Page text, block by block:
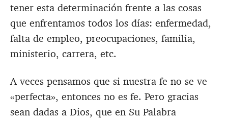
tener esta determinación frente a las cosas
que enfrentamos todos los días: enfermedad,
falta de empleo, preocupaciones, familia,
ministerio, carrera, etc.
A veces pensamos que si nuestra fe no se ve
«perfecta», entonces no es fe. Pero gracias
sean dadas a Dios, que en Su Palabra